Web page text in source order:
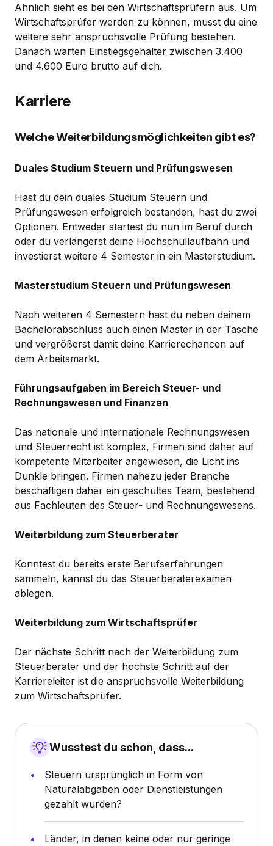
Ähnlich sieht es bei den Wirtschaftsprüfern aus. Um
Wirtschaftsprüfer werden zu können, musst du eine
weitere sehr anspruchsvolle Prüfung bestehen.
Danach warten Einstiegsgehälter zwischen 3.400
und 4.600 Euro brutto auf dich.
Karriere
Welche Weiterbildungsmöglichkeiten gibt es?
Duales Studium Steuern und Prüfungswesen
Hast du dein duales Studium Steuern und
Prüfungswesen erfolgreich bestanden, hast du zwei
Optionen. Entweder startest du nun im Beruf durch
oder du verlängerst deine Hochschullaufbahn und
investierst weitere 4 Semester in ein Masterstudium.
Masterstudium Steuern und Prüfungswesen
Nach weiteren 4 Semestern hast du neben deinem
Bachelorabschluss auch einen Master in der Tasche
und vergrößerst damit deine Karrierechancen auf
dem Arbeitsmarkt.
Führungsaufgaben im Bereich Steuer- und
Rechnungswesen und Finanzen
Das nationale und internationale Rechnungswesen
und Steuerrecht ist komplex, Firmen sind daher auf
kompetente Mitarbeiter angewiesen, die Licht ins
Dunkle bringen. Firmen nahezu jeder Branche
beschäftigen daher ein geschultes Team, bestehend
aus Fachleuten des Steuer- und Rechnungswesens.
Weiterbildung zum Steuerberater
Konntest du bereits erste Berufserfahrungen
sammeln, kannst du das Steuerberaterexamen
ablegen.
Weiterbildung zum Wirtschaftsprüfer
Der nächste Schritt nach der Weiterbildung zum
Steuerberater und der höchste Schritt auf der
Karriereleiter ist die anspruchsvolle Weiterbildung
zum Wirtschaftsprüfer.
Wusstest du schon, dass...
Steuern ursprünglich in Form von
Naturalabgaben oder Dienstleistungen
gezahlt wurden?
Länder, in denen keine oder nur geringe